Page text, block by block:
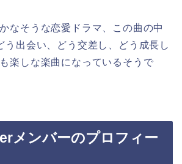
なそうな恋愛ドラマ、この曲の中
う出会い、どう交差し、どう成長し
楽しな楽曲になっているそうで
メンバーのプロフィー